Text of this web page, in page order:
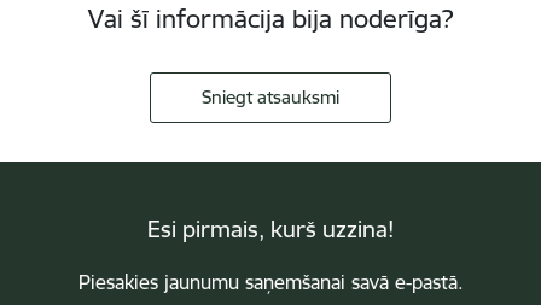
Vai šī informācija bija noderīga?
Sniegt atsauksmi
Esi pirmais, kurš uzzina!
Piesakies jaunumu saņemšanai savā e-pastā.